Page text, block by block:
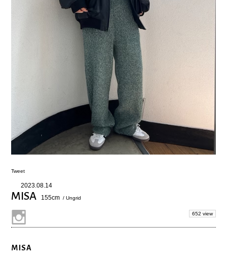
Tweet
2023.08.14
MISA 155cm / Ungrid
652 view
MISA